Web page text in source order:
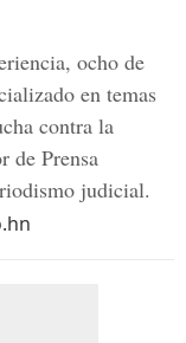
ocho de
en temas
contra la
de Prensa
judicial.